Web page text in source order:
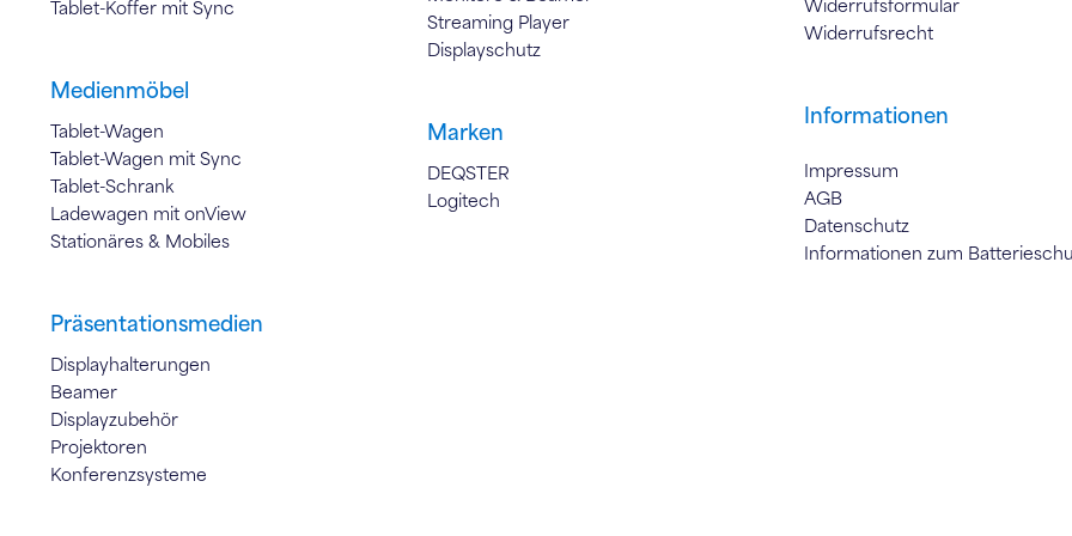
Tablet-Koffer mit Sync
Medienmöbel
Tablet-Wagen
Tablet-Wagen mit Sync
Tablet-Schrank
Ladewagen mit onView
Stationäres & Mobiles
Präsentationsmedien
Displayhalterungen
Beamer
Displayzubehör
Projektoren
Konferenzsysteme
Streaming Player
Displayschutz
Marken
DEQSTER
Logitech
Widerrufsformular
Widerrufsrecht
Informationen
Impressum
AGB
Datenschutz
Informationen zum